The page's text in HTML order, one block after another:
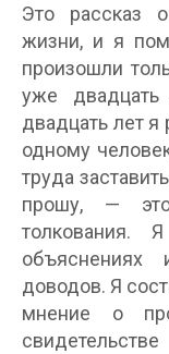
Это рассказ
жизни, и я
произошли
уже
двадцать лет я
одному
труда
прошу, —
доводов. Я
мнение о